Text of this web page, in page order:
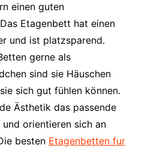
einen guten
Etagenbett hat einen
und ist platzsparend.
gerne als
sind sie Häuschen
sich gut fühlen können.
Ästhetik das passende
orientieren sich an
besten Etagenbetten fur